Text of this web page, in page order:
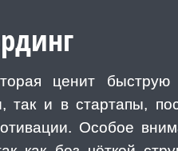
ценит быструю
и в стартапы,
Особое